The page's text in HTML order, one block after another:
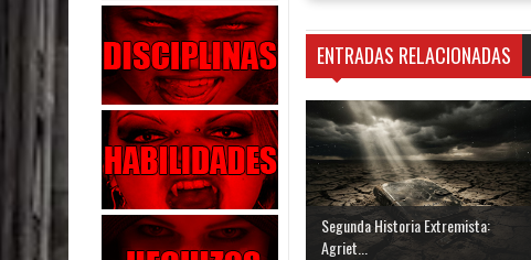
ENTRADAS RELACIONADAS
Segunda Historia Extremista:
Agriet...